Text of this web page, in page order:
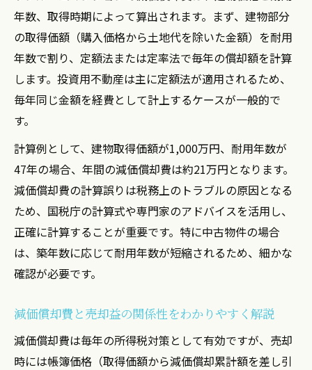
年数、取得時期によって算出されます。まず、建物部分
の取得価額（購入価格から土地代を除いた金額）を耐用
年数で割り、定額法または定率法で毎年の償却額を計算
します。投資用不動産は主に定額法が適用されるため、
毎年同じ金額を経費として計上するケースが一般的で
す。
計算例として、建物取得価額が1,000万円、耐用年数が
47年の場合、年間の減価償却費は約21万円となります。
減価償却費の計算誤りは税務上のトラブルの原因となる
ため、国税庁の計算式や専門家のアドバイスを活用し、
正確に計算することが重要です。特に中古物件の場合
は、築年数に応じて耐用年数が短縮されるため、細かな
確認が必要です。
減価償却費と売却益の関係性をわかりやすく解説
減価償却費は毎年の所得税対策として有効ですが、売却
時には帳簿価格（取得価額から減価償却累計額を差し引